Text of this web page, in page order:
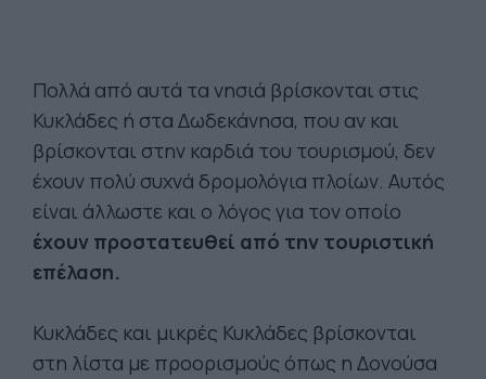
Πολλά από αυτά τα νησιά βρίσκονται στις
Κυκλάδες ή στα Δωδεκάνησα, που αν και
βρίσκονται στην καρδιά του τουρισμού, δεν
έχουν πολύ συχνά δρομολόγια πλοίων. Αυτός
είναι άλλωστε και ο λόγος για τον οποίο
έχουν προστατευθεί από την τουριστική
επέλαση.
Κυκλάδες και μικρές Κυκλάδες βρίσκονται
στη λίστα με προορισμούς όπως η Δονούσα